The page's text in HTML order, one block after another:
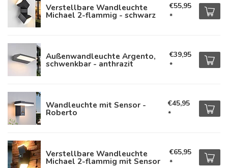
Verstellbare Wandleuchte
Michael 2-flammig - schwarz
€55,95
*
Außenwandleuchte Argento,
schwenkbar - anthrazit
€39,95
*
Wandleuchte mit Sensor -
Roberto
€45,95
*
Verstellbare Wandleuchte
Michael 2-flammig mit Sensor
€65,95
*